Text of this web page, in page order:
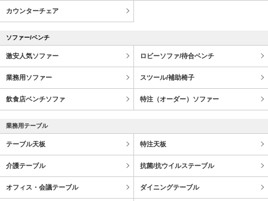
カウンターチェア
ソファー/ベンチ
激安人気ソファー ロビーソファ/待合ベンチ
業務用ソファー スツール/補助椅子
飲食店ベンチソファ 特注（オーダー）ソファー
業務用テーブル
テーブル天板 特注天板
介護テーブル 抗菌/抗ウイルステーブル
オフィス・会議テーブル ダイニングテーブル